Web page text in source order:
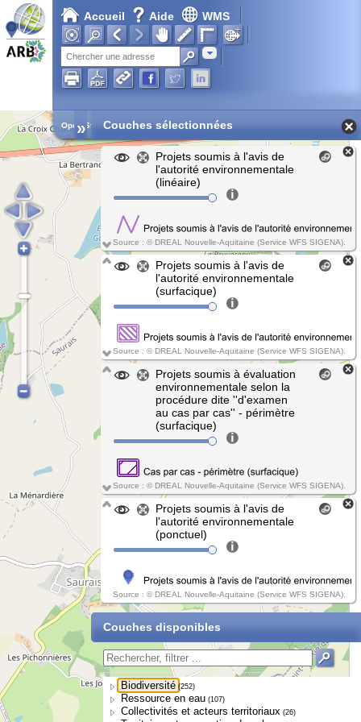
Accueil Aide WMS
Adresse
Open Street Map
» Couches sélectionnées
Projets soumis à l'avis de
l'autorité environnementale
(linéaire)
Source : © DREAL Nouvelle-Aquitaine (Service WFS SIGENA).
Projets soumis à l'avis de
l'autorité environnementale
(surfacique)
Source : © DREAL Nouvelle-Aquitaine (Service WFS SIGENA).
Projets soumis à évaluation
environnementale selon la
procédure dite ''d'examen
au cas par cas'' - périmètre
(surfacique)
Source : © DREAL Nouvelle-Aquitaine (Service WFS SIGENA).
Projets soumis à l'avis de
l'autorité environnementale
(ponctuel)
Source : © DREAL Nouvelle-Aquitaine (Service WFS SIGENA).
Couches disponibles
Biodiversité (252)
Ressource en eau (107)
Collectivités et acteurs territoriaux (26)